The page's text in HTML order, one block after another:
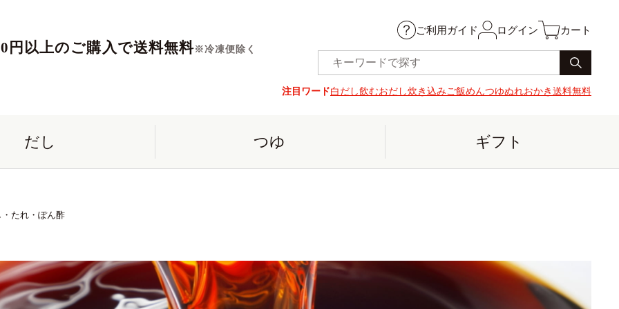
円以上のご購入で送料無料※冷凍便除く
ご利用ガイド ログイン カート
注目ワード白だし飲むおだし炊き込みご飯めんつゆぬれおかき送料無料
だし つゆ ギフト
たれ・ぽん酢